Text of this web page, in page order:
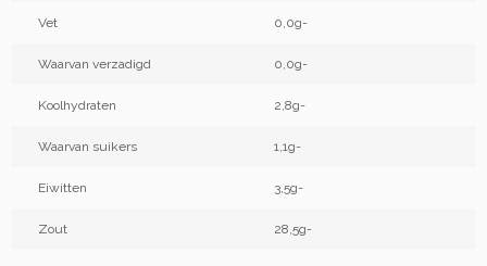
Vet 0,0g-
Waarvan verzadigd 0,0g-
Koolhydraten 2,8g-
Waarvan suikers 1,1g-
Eiwitten 3,5g-
Zout 28,5g-